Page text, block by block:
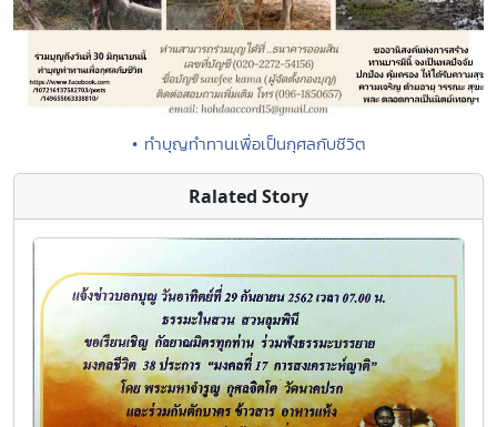
• ทำบุญทำทานเพื่อเป็นกุศลกับชีวิต
Ralated Story